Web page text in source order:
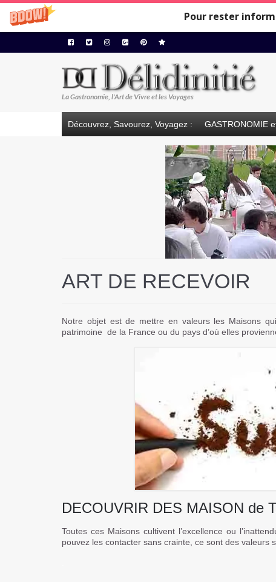
Pour rester
La Gastronomie, l'Art de Vivre et les Voyages
Découvrez, Savourez, Voyagez : GASTRONOMIE
ART DE RECEVOIR
Notre objet est de mettre en valeurs les Maisons
patrimoine de la France ou du pays d’où elles
DECOUVRIR DES MAISON de
Toutes ces Maisons cultivent l’excellence ou
pouvez les contacter sans crainte, ce sont des valeurs